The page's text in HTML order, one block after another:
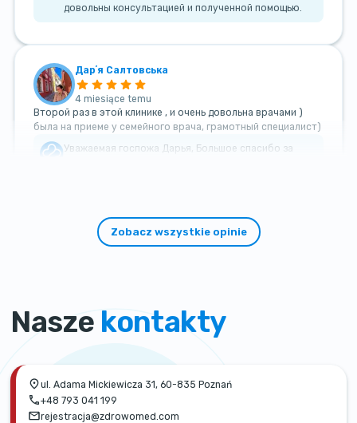
довольны консультацией и полученной помощью.
Дарʼя Салтовська
4 miesiące temu
Второй раз в этой клинике , и очень довольна врачами )
была на приеме у семейного врача, грамотный специалист)
Уважаемая госпожа Дарья, Большое спасибо за
Zobacz wszystkie opinie
Nasze kontakty
ul. Adama Mickiewicza 31, 60-835 Poznań
+48 793 041 199
rejestracja@zdrowomed.com